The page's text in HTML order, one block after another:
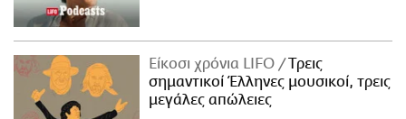
Είκοσι χρόνια LIFO
Tρεις
σημαντικοί Έλληνες μουσικοί, τρεις
μεγάλες απώλειες